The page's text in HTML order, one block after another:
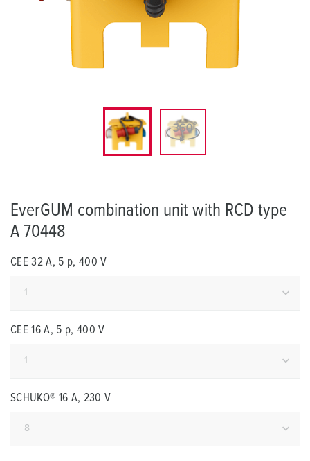
EverGUM combination unit with RCD type
A 70448
CEE 32 A, 5 p, 400 V
CEE 16 A, 5 p, 400 V
SCHUKO® 16 A, 230 V